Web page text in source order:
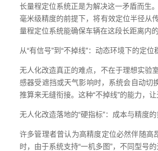
长量程定位系统正是为解决这一矛盾而生
毫米级精度的前提下，将有效定位半径从
量程定位系统能确保车辆在这段长距离内
从“有信号”到“不掉线”：动态环境下的定位
无人化改造真正的难点，不在于理想实验
感器受遮挡或天气影响时，系统会自动切
推算来无缝衔接。这种“不掉线”的能力，
无人化改造落地的“硬指标”：成本与精度
许多管理者曾认为高精度定位必然伴随高
时，由于系统支持“一机多图”，不同型号